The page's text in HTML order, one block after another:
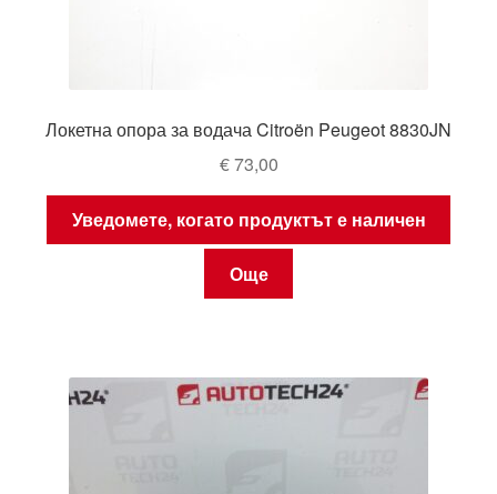
Локетна опора за водача Citroën Peugeot 8830JN
€73,00
Уведомете, когато продуктът е наличен
Още